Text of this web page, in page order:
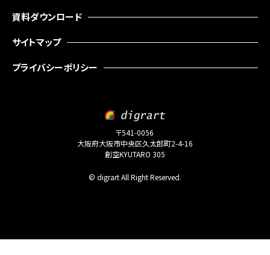
資料ダウンロード
サイトマップ
プライバシーポリシー
〒541-0056
大阪府大阪市中央区久太郎町2-4-16
創空KYUTARO 305
© digrart All Right Reserved.